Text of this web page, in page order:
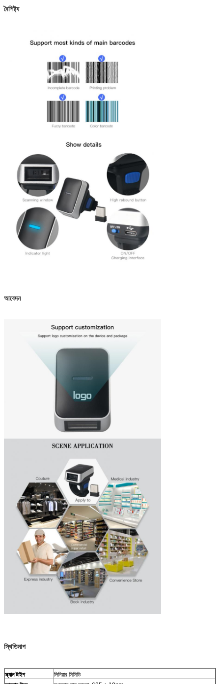
বৈশিষ্ট্য
আবেদন
স্থিতিমাপ
স্ক্যান টাইপ
লিনিয়ার সিসিডি